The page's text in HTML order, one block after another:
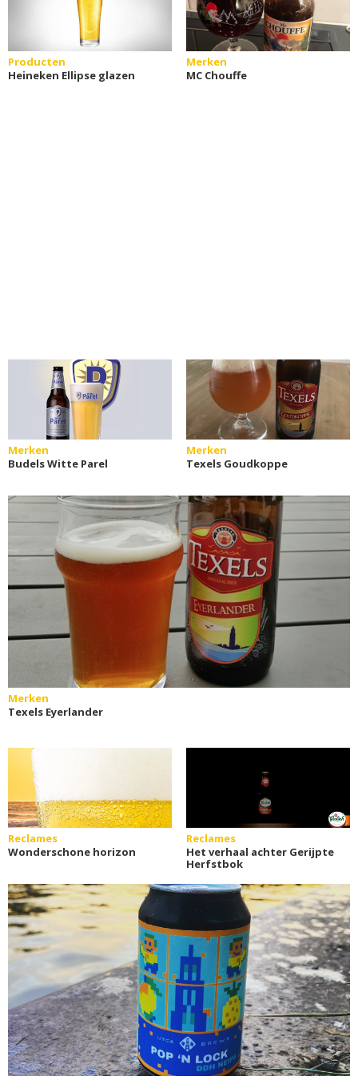
Producten
Heineken Ellipse glazen
Merken
MC Chouffe
Merken
Budels Witte Parel
Merken
Texels Goudkoppe
Merken
Texels Eyerlander
Reclames
Wonderschone horizon
Reclames
Het verhaal achter Gerijpte
Herfstbok